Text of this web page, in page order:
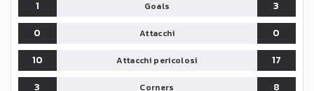
1 Goals
3
0
Attacchi
0
10
Attacchi pericolosi
17
3
Corners
8